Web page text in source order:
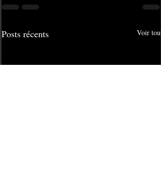
Posts récents Voir tout